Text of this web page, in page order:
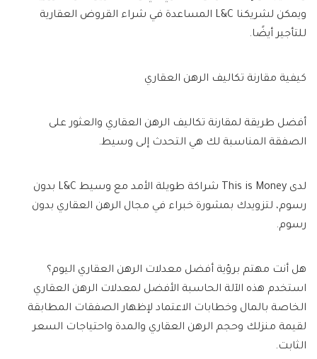
ويمكن لشريكنا L&C المساعدة في شراء القروض العقارية
للتأجير أيضًا.
كيفية مقارنة تكاليف الرهن العقاري
أفضل طريقة لمقارنة تكاليف الرهن العقاري والعثور على
الصفقة المناسبة لك هي التحدث إلى وسيط.
لدى This is Money شراكة طويلة الأمد مع وسيط L&C بدون
رسوم، لتزويدك بمشورة خبراء في مجال الرهن العقاري بدون
رسوم.
هل أنت مهتم برؤية أفضل معدلات الرهن العقاري اليوم؟
استخدم هذه الآلة الحاسبة الأفضل لمعدلات الرهن العقاري
الخاصة بالمال وخطابات الاعتماد لإظهار الصفقات المطابقة
لقيمة منزلك وحجم الرهن العقاري والمدة واحتياجات السعر
الثابت.